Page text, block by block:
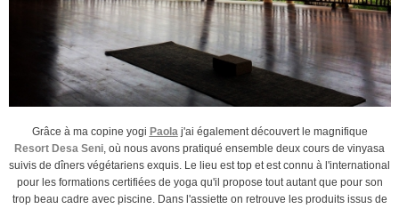
Grâce à ma copine yogi Paolaj'ai également découvert le magnifique
Resort Desa Seni, où nous avons pratiqué ensemble deux cours de vinyasa
suivis de dîners végétariens exquis. Le lieu est top et est connu à l'international
pour les formations certifiées de yoga qu'il propose tout autant que pour son
trop beau cadre avec piscine. Dans l'assiette on retrouve les produits issus de